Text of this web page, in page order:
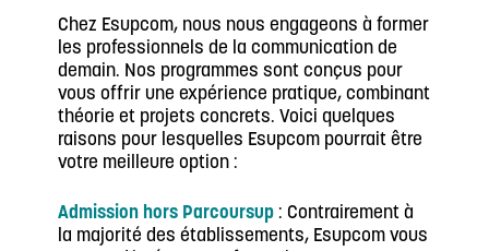
Chez Esupcom, nous nous engageons à former
les professionnels de la communication de
demain. Nos programmes sont conçus pour
vous offrir une expérience pratique, combinant
théorie et projets concrets. Voici quelques
raisons pour lesquelles Esupcom pourrait être
votre meilleure option :
Admission hors Parcoursup : Contrairement à
la majorité des établissements, Esupcom vous